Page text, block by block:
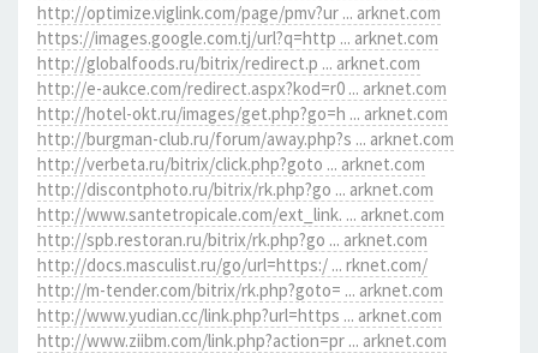
http://optimize.viglink.com/page/pmv?ur ... arknet.com
https://images.google.com.tj/url?q=http ... arknet.com
http://globalfoods.ru/bitrix/redirect.p ... arknet.com
http://e-aukce.com/redirect.aspx?kod=r0 ... arknet.com
http://hotel-okt.ru/images/get.php?go=h ... arknet.com
http://burgman-club.ru/forum/away.php?s ... arknet.com
http://verbeta.ru/bitrix/click.php?goto ... arknet.com
http://discontphoto.ru/bitrix/rk.php?go ... arknet.com
http://www.santetropicale.com/ext_link. ... arknet.com
http://spb.restoran.ru/bitrix/rk.php?go ... arknet.com
http://docs.masculist.ru/go/url=https:/ ... rknet.com/
http://m-tender.com/bitrix/rk.php?goto= ... arknet.com
http://www.yudian.cc/link.php?url=https ... arknet.com
http://www.ziibm.com/link.php?action=pr ... arknet.com